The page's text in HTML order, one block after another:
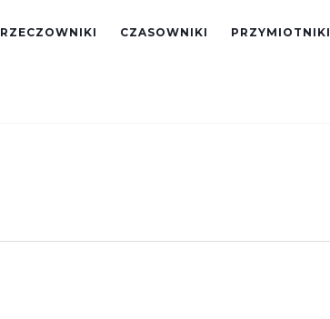
RZECZOWNIKI CZASOWNIKI PRZYMIOTNIKI